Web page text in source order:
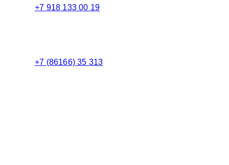
+7 918 133 00 19
+7 (86166) 35 313